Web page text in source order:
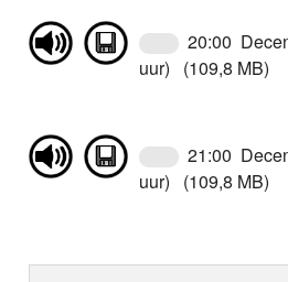
20:00
uur) (109,8 MB)
21:00
uur) (109,8 MB)